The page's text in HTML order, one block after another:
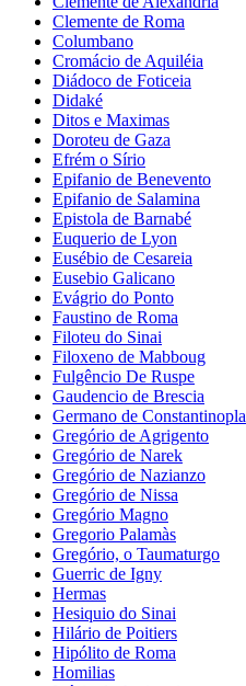
Clemente de Roma
Columbano
Cromácio de Aquiléia
Diádoco de Foticeia
Didaké
Ditos e Maximas
Doroteu de Gaza
Efrém o Sírio
Epifanio de Benevento
Epifanio de Salamina
Epistola de Barnabé
Euquerio de Lyon
Eusébio de Cesareia
Eusebio Galicano
Evágrio do Ponto
Faustino de Roma
Filoteu do Sinai
Filoxeno de Mabboug
Fulgêncio De Ruspe
Gaudencio de Brescia
Germano de Constantinopla
Gregório de Agrigento
Gregório de Narek
Gregório de Nazianzo
Gregório de Nissa
Gregório Magno
Gregorio Palamàs
Gregório, o Taumaturgo
Guerric de Igny
Hermas
Hesiquio do Sinai
Hilário de Poitiers
Hipólito de Roma
Homilias